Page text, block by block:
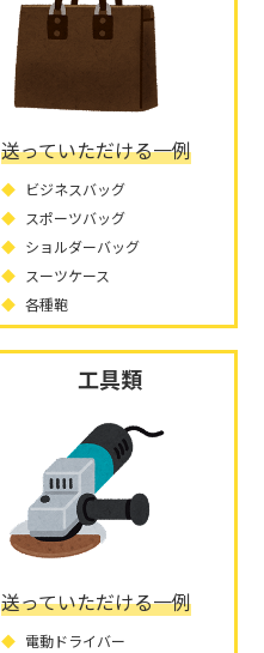
送っていただける一例
ビジネスバッグ
スポーツバッグ
ショルダーバッグ
スーツケース
各種鞄
工具類
送っていただける一例
電動ドライバー